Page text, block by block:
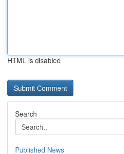
HTML is disabled
Search
Published News